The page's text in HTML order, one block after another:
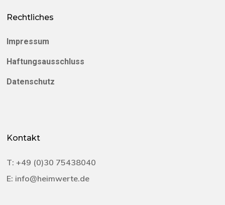
Rechtliches
Impressum
Haftungsausschluss
Datenschutz
Kontakt
T:+49 (0)30 75438040‬
E: info@heimwerte.de